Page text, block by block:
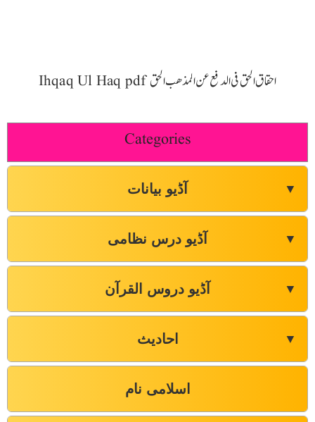
Ihqaq Ul Haq pdf احقاق الحق فی الدفع عن المذھب الحق
Categories
آڈیو بیانات ▼
آڈیو درس نظامی ▼
آڈیو دروس القرآن ▼
احادیث ▼
اسلامی نام